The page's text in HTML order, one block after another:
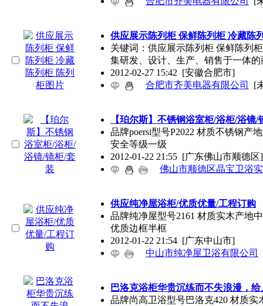
供应展示陈列柜 保鲜陈列柜 冷藏陈
关键词：供应展示陈列柜 保鲜陈列
集研发、设计、生产、销售于一体的
2012-02-27 15:42 [安徽合肥市]
合肥市齐美电器有限公司
[
【珀尔斯】不锈钢浴室柜/浴柜/浴镜/
品牌poersi型号P2022 材质不锈钢产
安全等级一级
2012-01-22 21:55 [广东佛山市顺德区]
佛山市顺德区晶宝卫浴
供应纯净屋浴柜/优质优量/工程订购
品牌纯净屋型号2161 材质实木产地
优质边框半框
2012-01-22 21:54 [广东中山市]
中山市纯净屋卫浴有限公司
巴洛克浴柜华贵沉练而不失浪漫，
品牌尚高卫浴型号巴洛克420 材质实